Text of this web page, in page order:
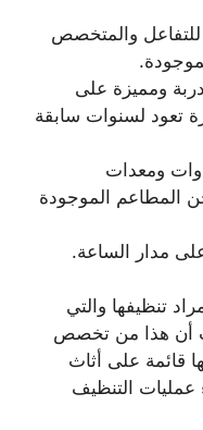
للتفاعل والمتخصص
ومميزة على
تعود لسنوات سابقة
ومعدات
الموجودة
مدار الساعة.
تنظيفها والتي
أن هذا من تخصص
قائمة على أثاث
التنظيف